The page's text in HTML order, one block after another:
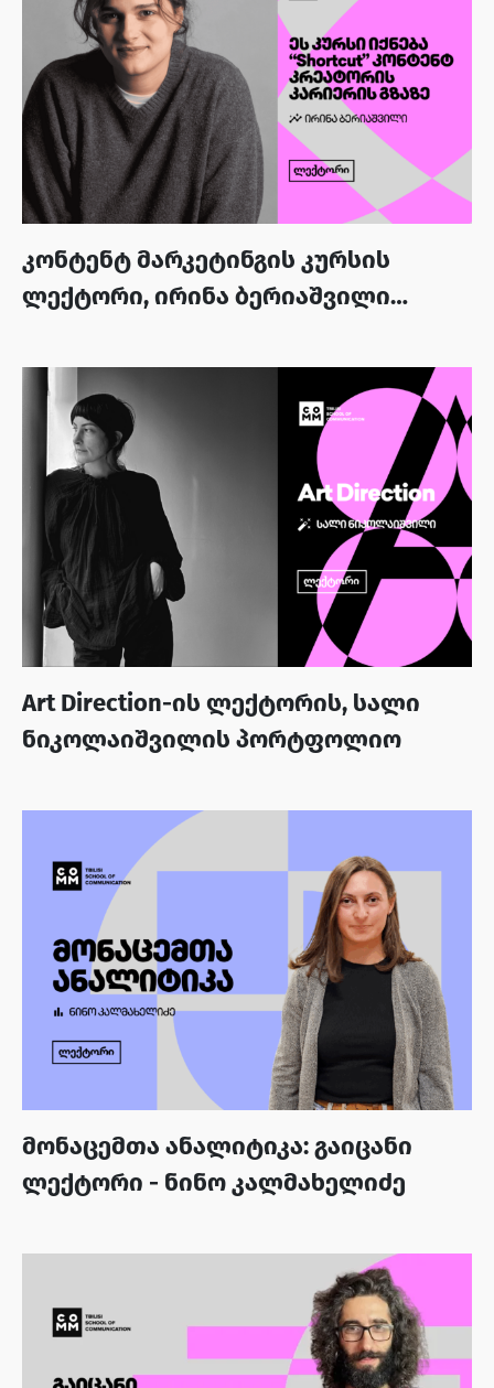
კონტენტ მარკეტინგის კურსის
ლექტორი, ირინა ბერიაშვილი
შესახებ
Art Direction-ის ლექტორის, სალი
ნიკოლაიშვილის პორტფოლიო
მონაცემთა ანალიტიკა: გაიცანი
ლექტორი - ნინო კალმახელიძე